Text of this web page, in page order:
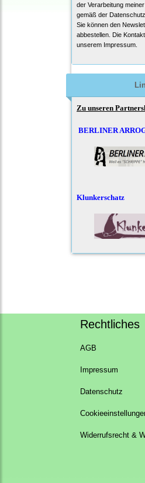
der Verarbeitung
gemäß der
Sie können den
abbestellen. Die
unserem Impressum.
Zu unseren
BERLINER
Klunkerschatz
Rechtliches
AGB
Impressum
Datenschutz
Widerrufsrecht &